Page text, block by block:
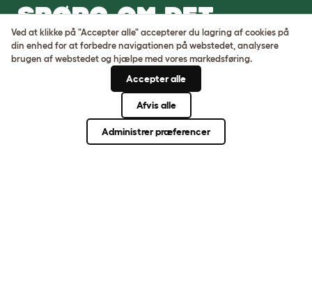
SPØRG OM DET
UVENTEDE. OPFIND
DET
Ved at klikke på "Accepter alle" accepterer du lagring af cookies på
din enhed for at forbedre navigationen på webstedet, analysere
brugen af ​​webstedet og hjælpe med vores markedsføring.
Accepter alle
Afvis alle
Administrer præferencer